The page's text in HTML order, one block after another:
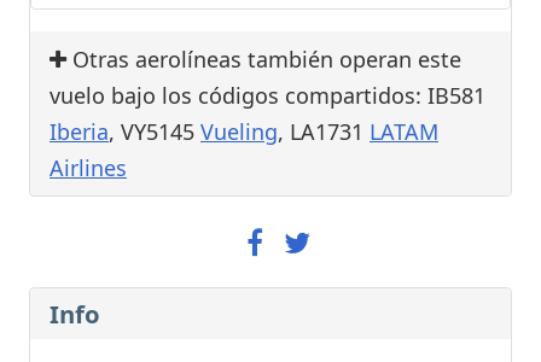
Otras aerolíneas también operan este
vuelo bajo los códigos compartidos: IB581
Iberia, VY5145 Vueling, LA1731 LATAM
Airlines
Info